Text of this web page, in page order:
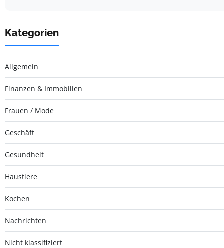
Kategorien
Allgemein
Finanzen & Immobilien
Frauen / Mode
Geschäft
Gesundheit
Haustiere
Kochen
Nachrichten
Nicht klassifiziert